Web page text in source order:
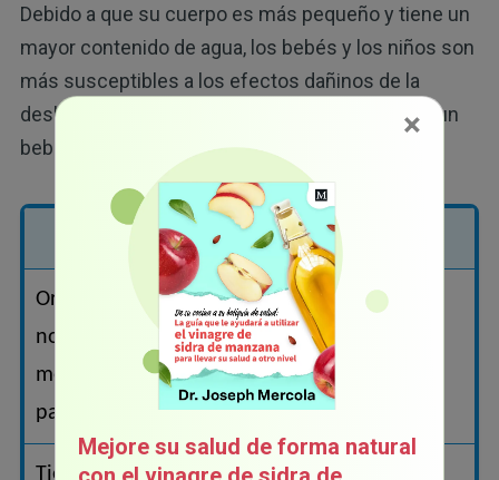
Debido a que su cuerpo es más pequeño y tiene un
mayor contenido de agua, los bebés y los niños son
más susceptibles a los efectos dañinos de la
deshidratación. Se debe actuar de inmediato si un
bebé o niño presenta los siguientes síntomas:
Presenta deshidratación leve a moderada
Orina menos de lo
normal (para bebés,
menos de seis
pañales al día)
Juega menos de lo
normal
Tiene la boca seca y Saca menos lágrimas
×
Mejore su salud de forma natural